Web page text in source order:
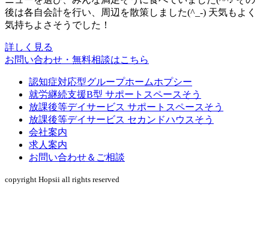
後は各自会計を行い、周辺を散策しました(^_-) 天気もよく
気持ちよさそうでした！
詳しく見る
お問い合わせ・無料相談はこちら
認知症対応型グループホームホプシー
就労継続支援B型 サポートスペースそう
放課後等デイサービス サポートスペースそう
放課後等デイサービス セカンドハウスそう
会社案内
求人案内
お問い合わせ＆ご相談
copyright Hopsii all rights reserved